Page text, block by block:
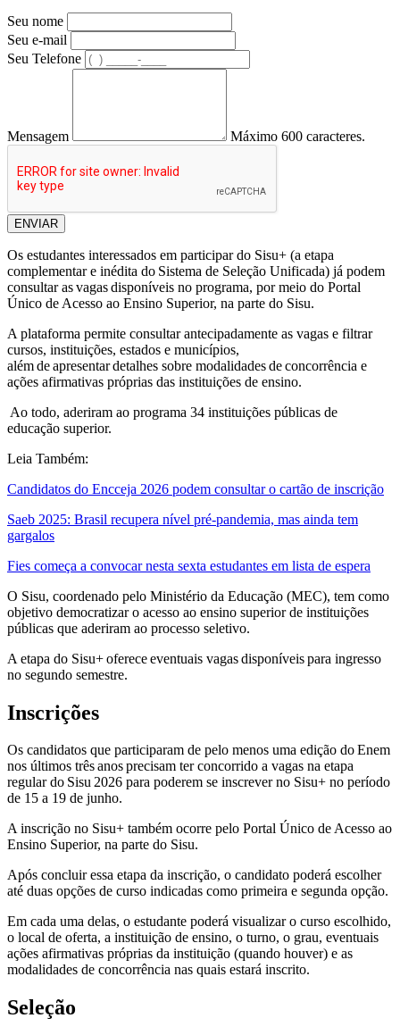
Seu nome
Seu e-mail
Seu Telefone
Mensagem Máximo 600 caracteres.
ENVIAR
Os estudantes interessados em participar do Sisu+ (a etapa
complementar e inédita do Sistema de Seleção Unificada) já podem
consultar as vagas disponíveis no programa, por meio do Portal
Único de Acesso ao Ensino Superior, na parte do Sisu.
A plataforma permite consultar antecipadamente as vagas e filtrar
cursos, instituições, estados e municípios,
além de apresentar detalhes sobre modalidades de concorrência e
ações afirmativas próprias das instituições de ensino.
Ao todo, aderiram ao programa 34 instituições públicas de
educação superior.
Leia Também:
Candidatos do Encceja 2026 podem consultar o cartão de inscrição
Saeb 2025: Brasil recupera nível pré-pandemia, mas ainda tem
gargalos
Fies começa a convocar nesta sexta estudantes em lista de espera
O Sisu, coordenado pelo Ministério da Educação (MEC), tem como
objetivo democratizar o acesso ao ensino superior de instituições
públicas que aderiram ao processo seletivo.
A etapa do Sisu+ oferece eventuais vagas disponíveis para ingresso
no segundo semestre.
Inscrições
Os candidatos que participaram de pelo menos uma edição do Enem
nos últimos três anos precisam ter concorrido a vagas na etapa
regular do Sisu 2026 para poderem se inscrever no Sisu+ no período
de 15 a 19 de junho.
A inscrição no Sisu+ também ocorre pelo Portal Único de Acesso ao
Ensino Superior, na parte do Sisu.
Após concluir essa etapa da inscrição, o candidato poderá escolher
até duas opções de curso indicadas como primeira e segunda opção.
Em cada uma delas, o estudante poderá visualizar o curso escolhido,
o local de oferta, a instituição de ensino, o turno, o grau, eventuais
ações afirmativas próprias da instituição (quando houver) e as
modalidades de concorrência nas quais estará inscrito.
Seleção